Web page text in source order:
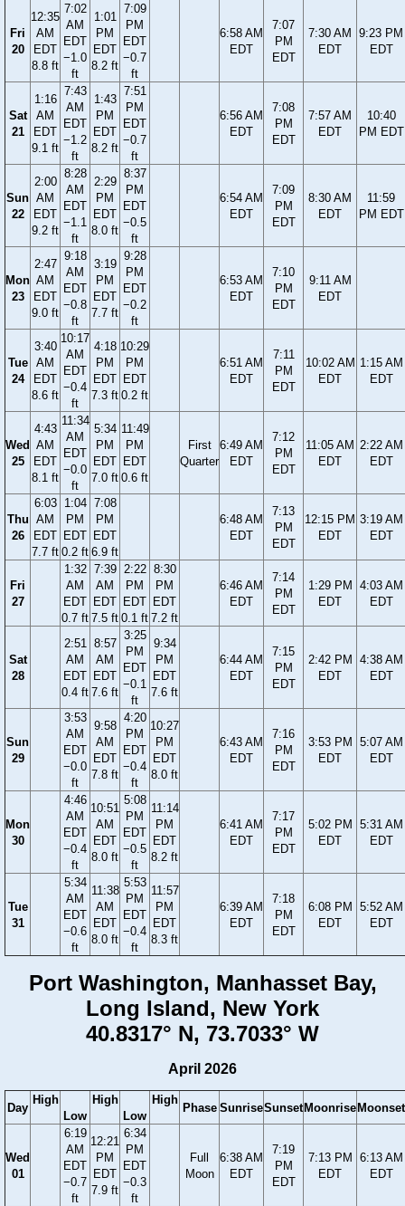
Fri
20
12:35
AM
EDT
8.8 ft
7:02
AM
EDT
−1.0
ft
1:01
PM
EDT
8.2 ft
7:09
PM
EDT
−0.7
ft
6:58 AM
EDT
7:07
PM
EDT
7:30 AM
EDT
9:23 PM
EDT
Sat
21
1:16
AM
EDT
9.1 ft
7:43
AM
EDT
−1.2
ft
1:43
PM
EDT
8.2 ft
7:51
PM
EDT
−0.7
ft
6:56 AM
EDT
7:08
PM
EDT
7:57 AM
EDT
10:40
PM EDT
Sun
22
2:00
AM
EDT
9.2 ft
8:28
AM
EDT
−1.1
ft
2:29
PM
EDT
8.0 ft
8:37
PM
EDT
−0.5
ft
6:54 AM
EDT
7:09
PM
EDT
8:30 AM
EDT
11:59
PM EDT
Mon
23
2:47
AM
EDT
9.0 ft
9:18
AM
EDT
−0.8
ft
3:19
PM
EDT
7.7 ft
9:28
PM
EDT
−0.2
ft
6:53 AM
EDT
7:10
PM
EDT
9:11 AM
EDT
Tue
24
3:40
AM
EDT
8.6 ft
10:17
AM
EDT
−0.4
ft
4:18
PM
EDT
7.3 ft
10:29
PM
EDT
0.2 ft
6:51 AM
EDT
7:11
PM
EDT
10:02 AM
EDT
1:15 AM
EDT
Wed
25
4:43
AM
EDT
8.1 ft
11:34
AM
EDT
−0.0
ft
5:34
PM
EDT
7.0 ft
11:49
PM
EDT
0.6 ft
First
Quarter
6:49 AM
EDT
7:12
PM
EDT
11:05 AM
EDT
2:22 AM
EDT
Thu
26
6:03
AM
EDT
7.7 ft
1:04
PM
EDT
0.2 ft
7:08
PM
EDT
6.9 ft
6:48 AM
EDT
7:13
PM
EDT
12:15 PM
EDT
3:19 AM
EDT
Fri
27
1:32
AM
EDT
0.7 ft
7:39
AM
EDT
7.5 ft
2:22
PM
EDT
0.1 ft
8:30
PM
EDT
7.2 ft
6:46 AM
EDT
7:14
PM
EDT
1:29 PM
EDT
4:03 AM
EDT
Sat
28
2:51
AM
EDT
0.4 ft
8:57
AM
EDT
7.6 ft
3:25
PM
EDT
−0.1
ft
9:34
PM
EDT
7.6 ft
6:44 AM
EDT
7:15
PM
EDT
2:42 PM
EDT
4:38 AM
EDT
Sun
29
3:53
AM
EDT
−0.0
ft
9:58
AM
EDT
7.8 ft
4:20
PM
EDT
−0.4
ft
10:27
PM
EDT
8.0 ft
6:43 AM
EDT
7:16
PM
EDT
3:53 PM
EDT
5:07 AM
EDT
Mon
30
4:46
AM
EDT
−0.4
ft
10:51
AM
EDT
8.0 ft
5:08
PM
EDT
−0.5
ft
11:14
PM
EDT
8.2 ft
6:41 AM
EDT
7:17
PM
EDT
5:02 PM
EDT
5:31 AM
EDT
Tue
31
5:34
AM
EDT
−0.6
ft
11:38
AM
EDT
8.0 ft
5:53
PM
EDT
−0.4
ft
11:57
PM
EDT
8.3 ft
6:39 AM
EDT
7:18
PM
EDT
6:08 PM
EDT
5:52 AM
EDT
Port Washington, Manhasset Bay,
Long Island, New York
40.8317° N, 73.7033° W
April 2026
Day
High
Low
High
Low
High
Phase SunriseSunsetMoonriseMoonset
Wed
01
6:19
AM
EDT
−0.7
ft
12:21
PM
EDT
7.9 ft
6:34
PM
EDT
−0.3
ft
Full
Moon
6:38 AM
EDT
7:19
PM
EDT
7:13 PM
EDT
6:13 AM
EDT